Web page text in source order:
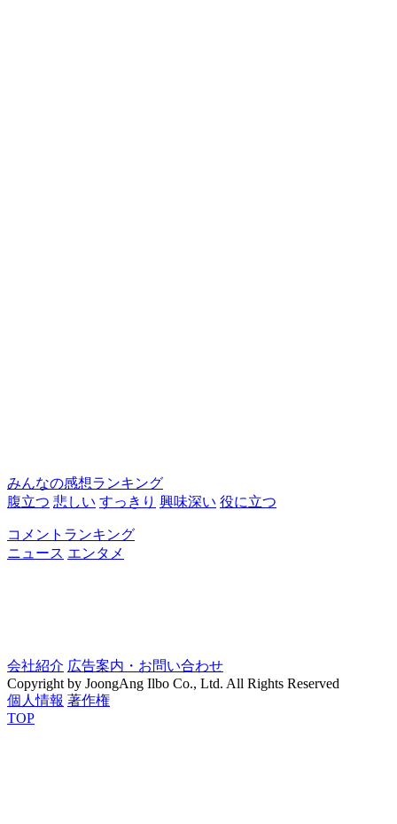
みんなの感想ランキング
腹立つ 悲しい すっきり 興味深い 役に立つ
コメントランキング
ニュース エンタメ
会社紹介 広告案内・お問い合わせ
Copyright by JoongAng Ilbo Co., Ltd. All Rights Reserved
個人情報 著作権
TOP